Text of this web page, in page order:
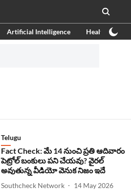
Artificial Intelligence Health
Telugu
Fact Check: మే 14 నుంచి ప్రతి ఆదివారం
పెట్రోల్ బంకులు పని చేయవు? వైరల్
అవుతున్న వీడియో వెనుక నిజం ఇదే
Southcheck Network
14 May 2026